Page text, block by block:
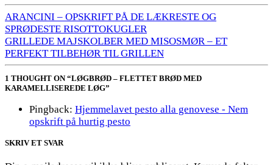
ARANCINI – OPSKRIFT PÅ DE LÆKRESTE OG
SPRØDESTE RISOTTOKUGLER
GRILLEDE MAJSKOLBER MED MISOSMØR – ET
PERFEKT TILBEHØR TIL GRILLEN
1 THOUGHT ON “LØGBRØD – FLETTET BRØD MED
KARAMELLISEREDE LØG”
Pingback: Hjemmelavet pesto alla genovese - Nem
opskrift på hurtig pesto
SKRIV ET SVAR